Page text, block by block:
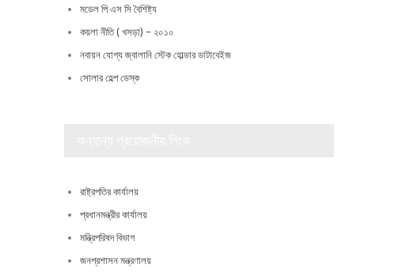
মডেল পি এস সি বৈশিষ্ট্য
কয়লা নীতি ( খসড়া) – ২০১০
নবায়ন যোগ্য জ্বালানি স্টেক হোল্ডার ডাটাবেইজ
সোলার হেল্প ডেস্ক
রাষ্ট্রপতির কার্যালয়
প্রধানমন্ত্রীর কার্যালয়
মন্ত্রিপরিষদ বিভাগ
জনপ্রশাসন মন্ত্রণালয়